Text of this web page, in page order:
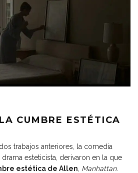
CUMBRE ESTÉTICA
trabajos anteriores, la comedia
esteticista, derivaron en la que
estética de Allen Manhattan.